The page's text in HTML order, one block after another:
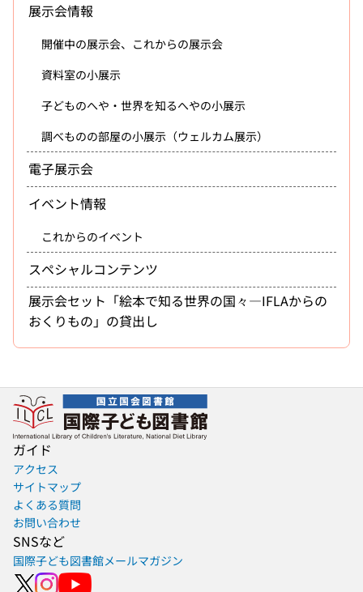
展示会情報
開催中の展示会、これからの展示会
資料室の小展示
子どものへや・世界を知るへやの小展示
調べものの部屋の小展示（ウェルカム展示）
電子展示会
イベント情報
これからのイベント
スペシャルコンテンツ
展示会セット「絵本で知る世界の国々―IFLAからの
おくりもの」の貸出し
ガイド
アクセス
サイトマップ
よくある質問
お問い合わせ
SNSなど
国際子ども図書館メールマガジン